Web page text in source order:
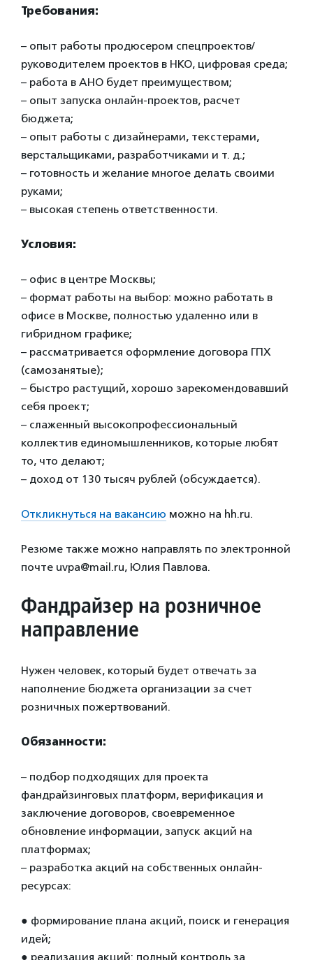
Требования:
– опыт работы продюсером спецпроектов/
руководителем проектов в НКО, цифровая среда;
– работа в АНО будет преимуществом;
– опыт запуска онлайн-проектов, расчет
бюджета;
– опыт работы с дизайнерами, текстерами,
верстальщиками, разработчиками и т. д.;
– готовность и желание многое делать своими
руками;
– высокая степень ответственности.
Условия:
– офис в центре Москвы;
– формат работы на выбор: можно работать в
офисе в Москве, полностью удаленно или в
гибридном графике;
– рассматривается оформление договора ГПХ
(самозанятые);
– быстро растущий, хорошо зарекомендовавший
себя проект;
– слаженный высокопрофессиональный
коллектив единомышленников, которые любят
то, что делают;
– доход от 130 тысяч рублей (обсуждается).
Откликнуться на вакансию можно на hh.ru.
Резюме также можно направлять по электронной
почте uvpa@mail.ru, Юлия Павлова.
Фандрайзер на розничное
направление
Нужен человек, который будет отвечать за
наполнение бюджета организации за счет
розничных пожертвований.
Обязанности:
– подбор подходящих для проекта
фандрайзинговых платформ, верификация и
заключение договоров, своевременное
обновление информации, запуск акций на
платформах;
– разработка акций на собственных онлайн-
ресурсах:
● формирование плана акций, поиск и генерация
идей;
● реализация акций: полный контроль за